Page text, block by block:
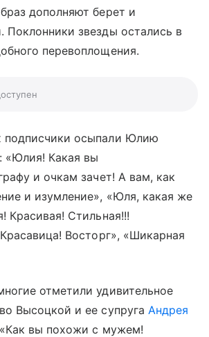
дополняют берет и
Поклонники звезды остались в
перевоплощения.
подписчики осыпали Юлию
«Юлия! Какая вы
и очкам зачет! А вам, как
и изумление», «Юля, какая же
Красивая! Стильная!!!
Восторг», «Шикарная
отметили удивительное
Высоцкой и ее супруга Андрея
вы похожи с мужем!